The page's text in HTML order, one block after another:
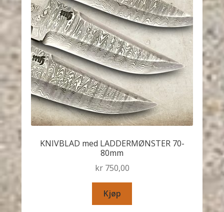
KNIVBLAD med LADDERMØNSTER 70-
80mm
kr750,00
Kjøp